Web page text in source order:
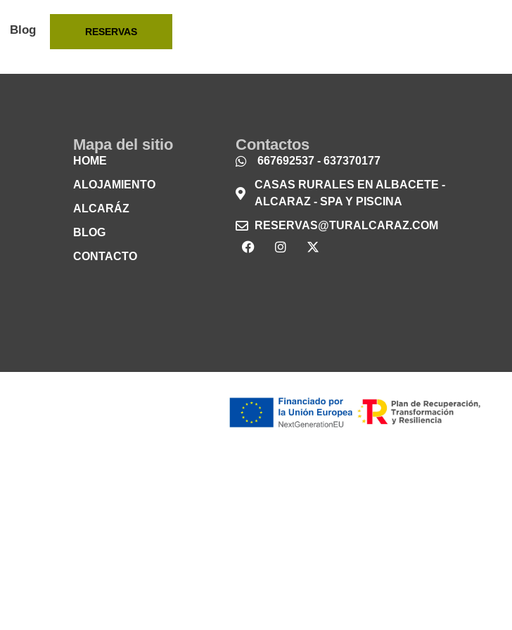
Blog RESERVAS
Mapa del sitio
HOME
ALOJAMIENTO
ALCARÁZ
BLOG
CONTACTO
Contactos
667692537 - 637370177
CASAS RURALES EN ALBACETE -
ALCARAZ - SPA Y PISCINA
RESERVAS@TURALCARAZ.COM